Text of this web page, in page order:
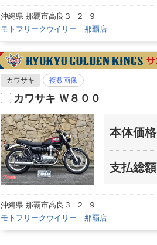
沖縄県 那覇市高良３−２−９
モトフリークウイリー 那覇店
カワサキ 複数画像
カワサキ Ｗ８００
本体価格
支払総額
沖縄県 那覇市高良３−２−９
モトフリークウイリー 那覇店